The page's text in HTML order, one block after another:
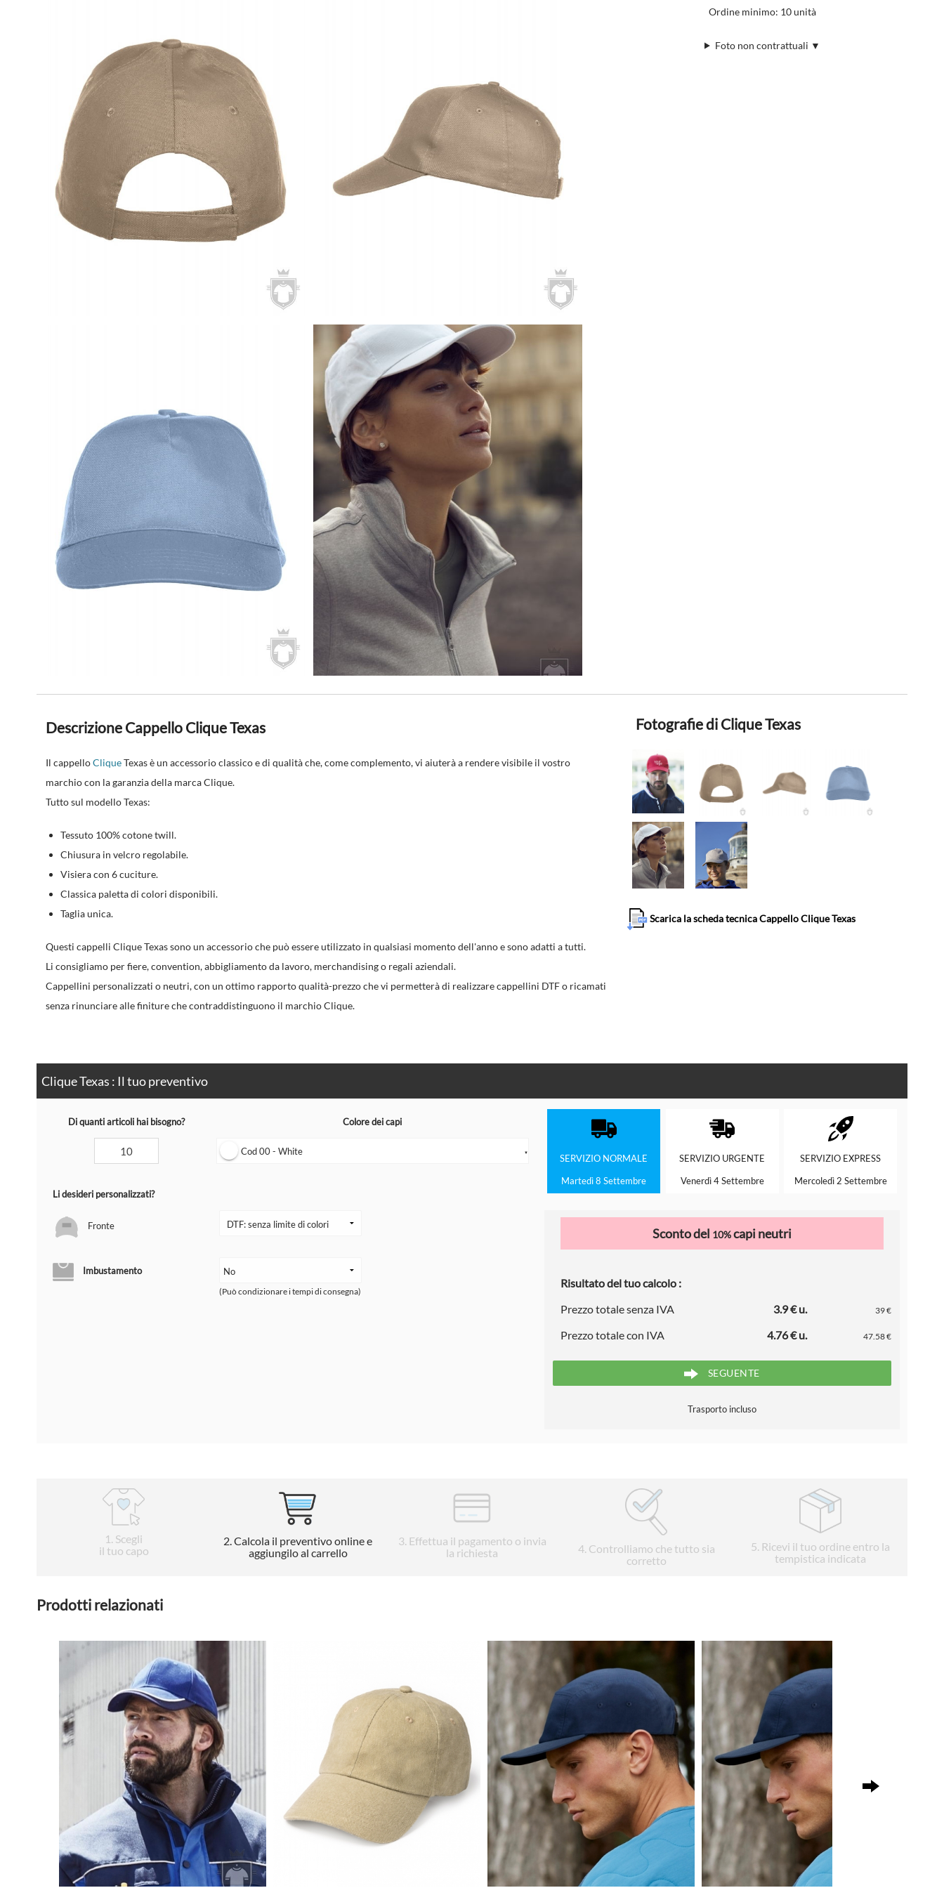
Ordine minimo: 10 unità
Foto non contrattuali ▼
Descrizione Cappello Clique Texas
Il cappelloCliqueTexas è un accessorio classico e di qualità che, come complemento, vi aiuterà a rendere visibile il vostro
marchio con la garanzia della marca Clique.
Tutto sul modello Texas:
Tessuto 100% cotone twill.
Chiusura in velcro regolabile.
Visiera con 6 cuciture.
Classica paletta di colori disponibili.
Taglia unica.
Questi cappelli Clique Texas sono un accessorio che può essere utilizzato in qualsiasi momento dell'anno e sono adatti a tutti.
Li consigliamo per fiere, convention, abbigliamento da lavoro, merchandising o regali aziendali.
Cappellini personalizzati o neutri, con un ottimo rapporto qualità-prezzo che vi permetterà di realizzare cappellini DTF o ricamati
senza rinunciare alle finiture che contraddistinguono il marchio Clique.
Fotografie di Clique Texas
Scarica la scheda tecnica Cappello Clique Texas
Clique Texas : Il tuo preventivo
Di quanti articoli hai bisogno? Colore dei capi
Cod 00 - White ▼
Li desideri personalizzati?
Fronte
Imbustamento
(Può condizionare i tempi di consegna)
SERVIZIO NORMALE
Martedì 8 Settembre
SERVIZIO URGENTE
Venerdì 4 Settembre
SERVIZIO EXPRESS
Mercoledì 2 Settembre
Sconto del 10%capi neutri
Risultato del tuo calcolo :
Prezzo totale senza IVA
3.9 € u. 39 €
Prezzo totale con IVA 4.76 € u. 47.58 €
SEGUENTE
Trasporto incluso
1 . Scegli
il tuo capo
2. Calcola il preventivo online e
aggiungilo al carrello
3. Effettua il pagamento o invia
la richiesta
4. Controlliamo che tutto sia
corretto
5 . Ricevi il tuo ordine entro la
tempistica indicata
Prodotti relazionati